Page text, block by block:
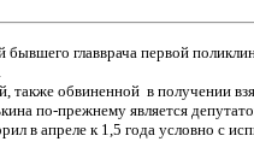
бывшего главврача первой
также обвиненной в получении
по-прежнему является
в апреле к 1,5 года условно с